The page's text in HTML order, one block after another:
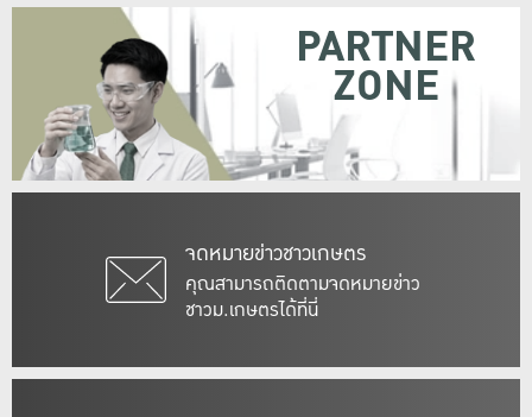
จดหมายข่าวชาวเกษตร
คุณสามารถติดตามจดหมายข่าว
ชาวม.เกษตรได้ที่นี่
PARTNER
ZONE